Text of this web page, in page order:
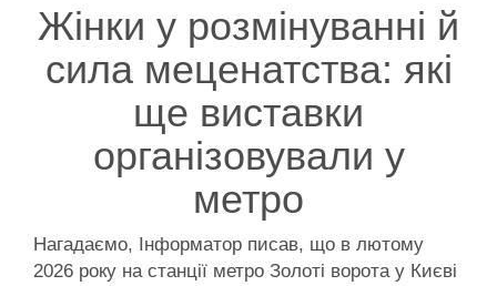
Жінки у розмінуванні й
сила меценатства: які
ще виставки
організовували у
метро
Нагадаємо, Інформатор писав, що в лютому
2026 року на станції метро Золоті ворота у Києві